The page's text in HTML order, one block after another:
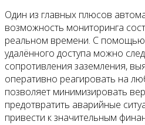
Один из главных плюсов
возможность мониторинга
реальном времени. С помощью
удалённого доступа можно
сопротивления заземления,
оперативно реагировать на
позволяет минимизировать
предотвратить аварийные
привести к значительным